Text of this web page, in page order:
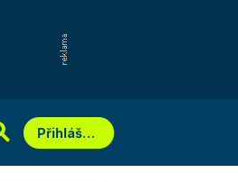
Přihlášení